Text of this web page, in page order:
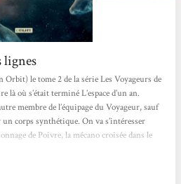
le tome 2 de la série Les Voyageurs de
là où s’était terminé L’espace d’un an.
membre de l’équipage du Voyageur, sauf
corps synthétique. On va s’intéresser
de Poivre, la mécano croisée dans le